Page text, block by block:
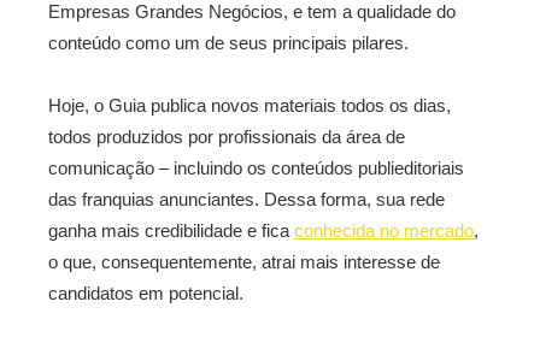
Empresas Grandes Negócios, e tem a qualidade do
conteúdo como um de seus principais pilares.
Hoje, o Guia publica novos materiais todos os dias,
todos produzidos por profissionais da área de
comunicação – incluindo os conteúdos publieditoriais
das franquias anunciantes. Dessa forma, sua rede
ganha mais credibilidade e fica conhecida no mercado,
o que, consequentemente, atrai mais interesse de
candidatos em potencial.